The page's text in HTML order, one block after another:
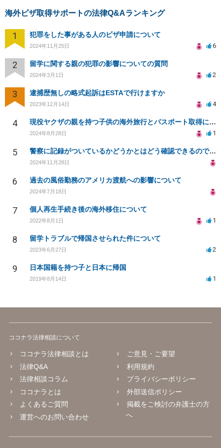
海外ビザ取得サポートの法律Q&Aランキング
1 犯罪をした事がある人のビザ申請について
2024年11月25日 6
2 留学に関する親の犯罪の影響についての質問
2024年3月1日 2
3 逮捕歴無しの略式起訴はESTAで行けますか
2023年12月14日 4
4 現役ヤクザの親を持つ子供の海外旅行とパスポート取得について
2024年8月28日 1
5 警察に記録がついているかどうかとはどう確認できるのでしょうか？
2024年11月28日
6 過去の風俗勤務のアメリカ渡航への影響について
2024年7月18日
7 個人再生手続き後の海外移住について
2022年8月1日 1
8 留学トラブルで帰国させられた件について
2023年6月27日 2
9 日本国籍を持つ子と日本に帰国
2019年8月14日 1
ココナラ法律相談について
ココナラ法律相談とは
法律Q&A
法律相談コラム
ココナラとは
よくあるご質問
運営へのお問い合わせ
ご意見・ご要望
利用規約
プライバシーポリシー
外部送信ポリシー
掲載をご検討の弁護士の方
へ